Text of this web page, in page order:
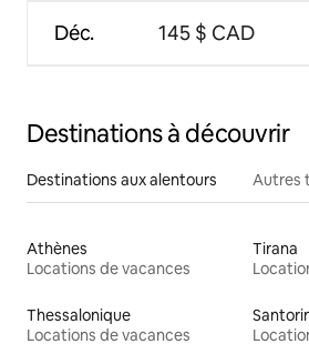
Déc. 145 $ CAD
Destinations à découvrir
Destinations aux alentours Autres
Athènes
Locations de vacances
Tirana
Thessalonique
Locations de vacances